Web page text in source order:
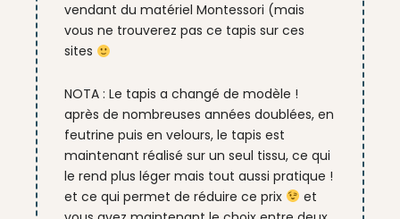
vendant du matériel Montessori (mais
vous ne trouverez pas ce tapis sur ces
sites
NOTA : Le tapis a changé de modèle !
après de nombreuses années doublées, en
feutrine puis en velours, le tapis est
maintenant réalisé sur un seul tissu, ce qui
le rend plus léger mais tout aussi pratique !
et ce qui permet de réduire ce prix
et